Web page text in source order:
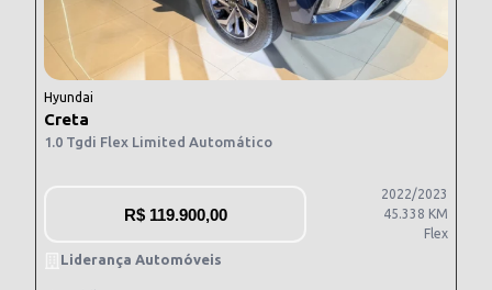
Hyundai
Creta
1.0 Tgdi Flex Limited Automático
R$119.900,00
2022/2023
45.338 KM
Flex
Liderança Automóveis